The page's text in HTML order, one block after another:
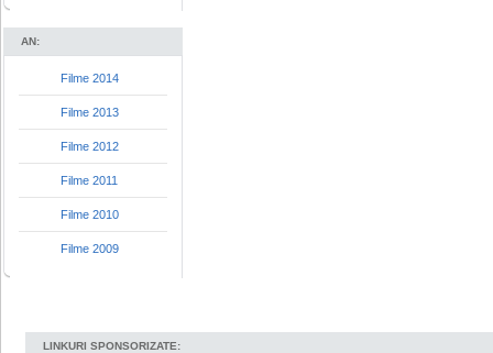
AN:
Filme 2014
Filme 2013
Filme 2012
Filme 2011
Filme 2010
Filme 2009
LINKURI SPONSORIZATE: